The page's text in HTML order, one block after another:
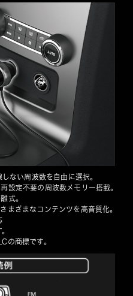
ない周波数を自由に選択。
設定不要の周波数メモリー搭載。
式。
まざまなコンテンツを高音質化。
商標です。